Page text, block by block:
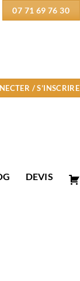
07 71 69 76 30
/ S’INSCRIRE
DEVIS